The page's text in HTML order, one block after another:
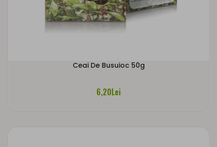
Ceai De Busuioc 50g
6,20Lei